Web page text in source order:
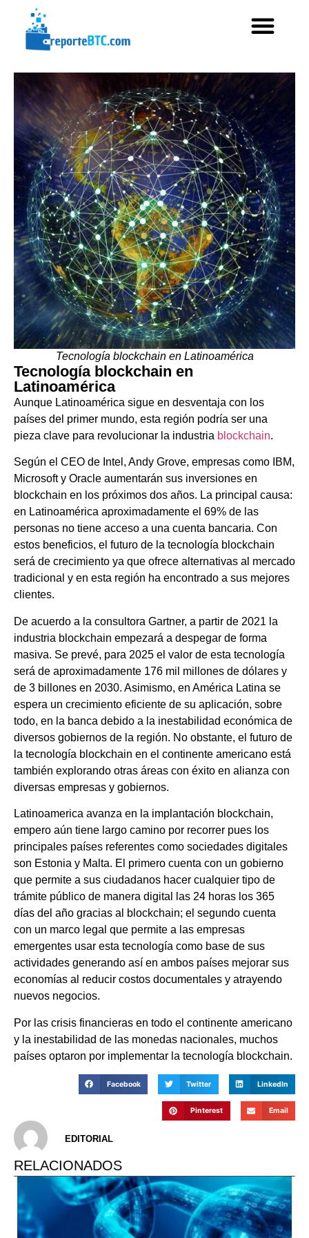
Tecnología blockchain en Latinoamérica
Tecnología blockchain en
Latinoamérica
Aunque Latinoamérica sigue en desventaja con los
países del primer mundo, esta región podría ser una
pieza clave para revolucionar la industria blockchain.
Según el CEO de Intel, Andy Grove, empresas como IBM,
Microsoft y Oracle aumentarán sus inversiones en
blockchain en los próximos dos años. La principal causa:
en Latinoamérica aproximadamente el 69% de las
personas no tiene acceso a una cuenta bancaria. Con
estos beneficios, el futuro de la tecnología blockchain
será de crecimiento ya que ofrece alternativas al mercado
tradicional y en esta región ha encontrado a sus mejores
clientes.
De acuerdo a la consultora Gartner, a partir de 2021 la
industria blockchain empezará a despegar de forma
masiva. Se prevé, para 2025 el valor de esta tecnología
será de aproximadamente 176 mil millones de dólares y
de 3 billones en 2030. Asimismo, en América Latina se
espera un crecimiento eficiente de su aplicación, sobre
todo, en la banca debido a la inestabilidad económica de
diversos gobiernos de la región. No obstante, el futuro de
la tecnología blockchain en el continente americano está
también explorando otras áreas con éxito en alianza con
diversas empresas y gobiernos.
Latinoamerica avanza en la implantación blockchain,
empero aún tiene largo camino por recorrer pues los
principales países referentes como sociedades digitales
son Estonia y Malta. El primero cuenta con un gobierno
que permite a sus ciudadanos hacer cualquier tipo de
trámite público de manera digital las 24 horas los 365
días del año gracias al blockchain; el segundo cuenta
con un marco legal que permite a las empresas
emergentes usar esta tecnología como base de sus
actividades generando así en ambos países mejorar sus
economías al reducir costos documentales y atrayendo
nuevos negocios.
Por las crisis financieras en todo el continente americano
y la inestabilidad de las monedas nacionales, muchos
países optaron por implementar la tecnología blockchain.
Facebook Twitter LinkedIn
Pinterest Email
EDITORIAL
RELACIONADOS